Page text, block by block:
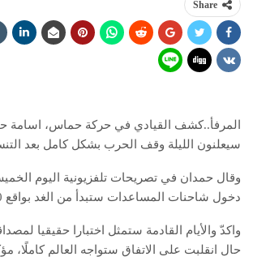
Share
المرفأ..كشف القيادي في حركة حماس، اسامة
سيعلنون الليلة وقف الحرب بشكل كامل بعد
وقال حمدان في تصريحات تلفزيونية اليوم
دخول شاحنات المساعدات ستبدأ من الغد بواقع 600 شاحنة يوميًا.
واكدّ والأيام القادمة ستمثل اختبارا حقيقيا
حال انقلبت على الاتفاق ستواجه العالم كاملًا،